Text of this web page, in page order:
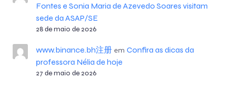
Fontes e Sonia Maria de Azevedo Soares visitam
sede da ASAP/SE
28 de maio de 2026
www.binance.bh注册em Confira as dicas da
professora Nélia de hoje
27 de maio de 2026